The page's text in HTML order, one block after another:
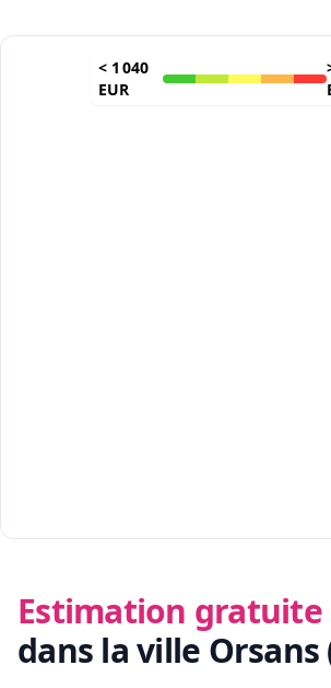
< 1 040
EUR
Estimation gratuite
dans la ville Orsans